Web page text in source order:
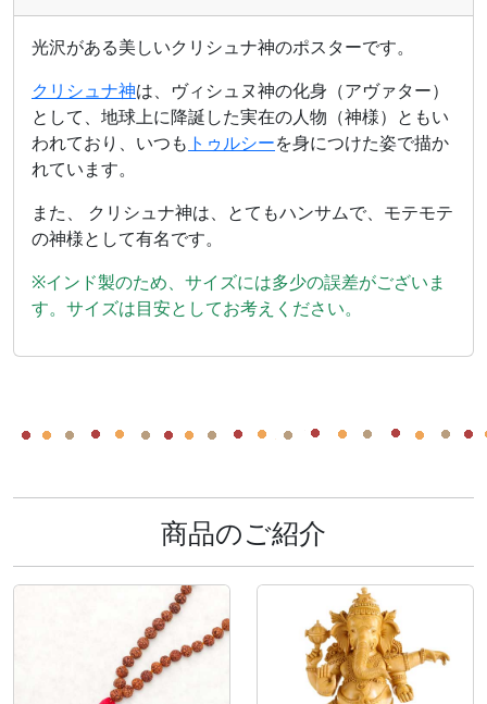
光沢がある美しいクリシュナ神のポスターです。
クリシュナ神は、ヴィシュヌ神の化身（アヴァター）
として、地球上に降誕した実在の人物（神様）ともい
われており、いつも トゥルシーを身につけた姿で描か
れています。
また、 クリシュナ神は、とてもハンサムで、モテモテ
の神様として有名です。
※インド製のため、サイズには多少の誤差がございま
す。サイズは目安としてお考えください。
商品のご紹介